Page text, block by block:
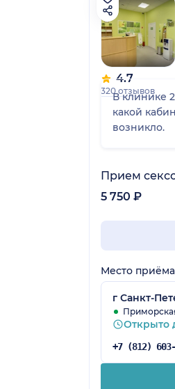
4.7
320 отзывов
В клинике
какой
возникло.
Прием
5 750 ₽
Место
г Санкт-
Открыто